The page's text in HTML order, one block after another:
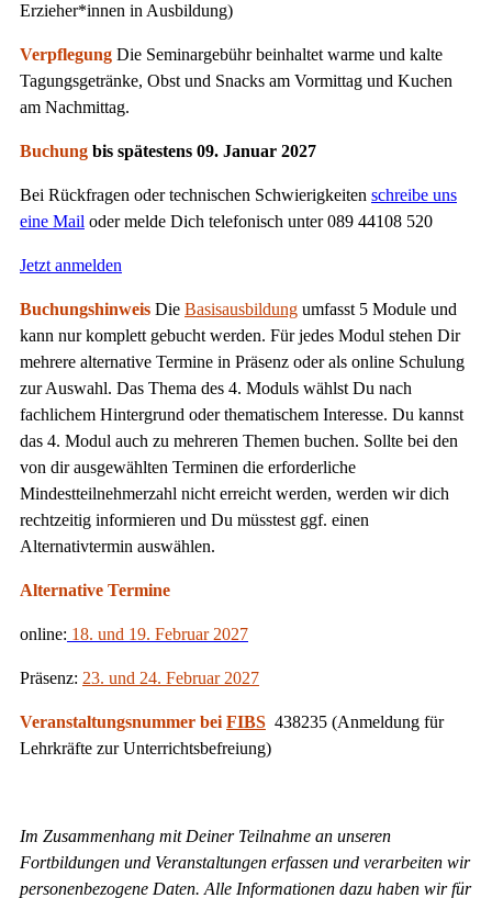
Erzieher*innen in Ausbildung)
Verpflegung Die Seminargebühr beinhaltet warme und kalte
Tagungsgetränke, Obst und Snacks am Vormittag und Kuchen
am Nachmittag.
Buchung bis spätestens 09. Januar 2027
Bei Rückfragen oder technischen Schwierigkeiten schreibe uns
eine Mail oder melde Dich telefonisch unter 089 44108 520
Jetzt anmelden
Buchungshinweis Die Basisausbildung umfasst 5 Module und
kann nur komplett gebucht werden. Für jedes Modul stehen Dir
mehrere alternative Termine in Präsenz oder als online Schulung
zur Auswahl. Das Thema des 4. Moduls wählst Du nach
fachlichem Hintergrund oder thematischem Interesse. Du kannst
das 4. Modul auch zu mehreren Themen buchen. Sollte bei den
von dir ausgewählten Terminen die erforderliche
Mindestteilnehmerzahl nicht erreicht werden, werden wir dich
rechtzeitig informieren und Du müsstest ggf. einen
Alternativtermin auswählen.
Alternative Termine
online: 18. und 19. Februar 2027
Präsenz: 23. und 24. Februar 2027
Veranstaltungsnummer beiFIBS 438235 (Anmeldung für
Lehrkräfte zur Unterrichtsbefreiung)
Im Zusammenhang mit Deiner Teilnahme an unseren
Fortbildungen und Veranstaltungen erfassen und verarbeiten wir
personenbezogene Daten. Alle Informationen dazu haben wir für